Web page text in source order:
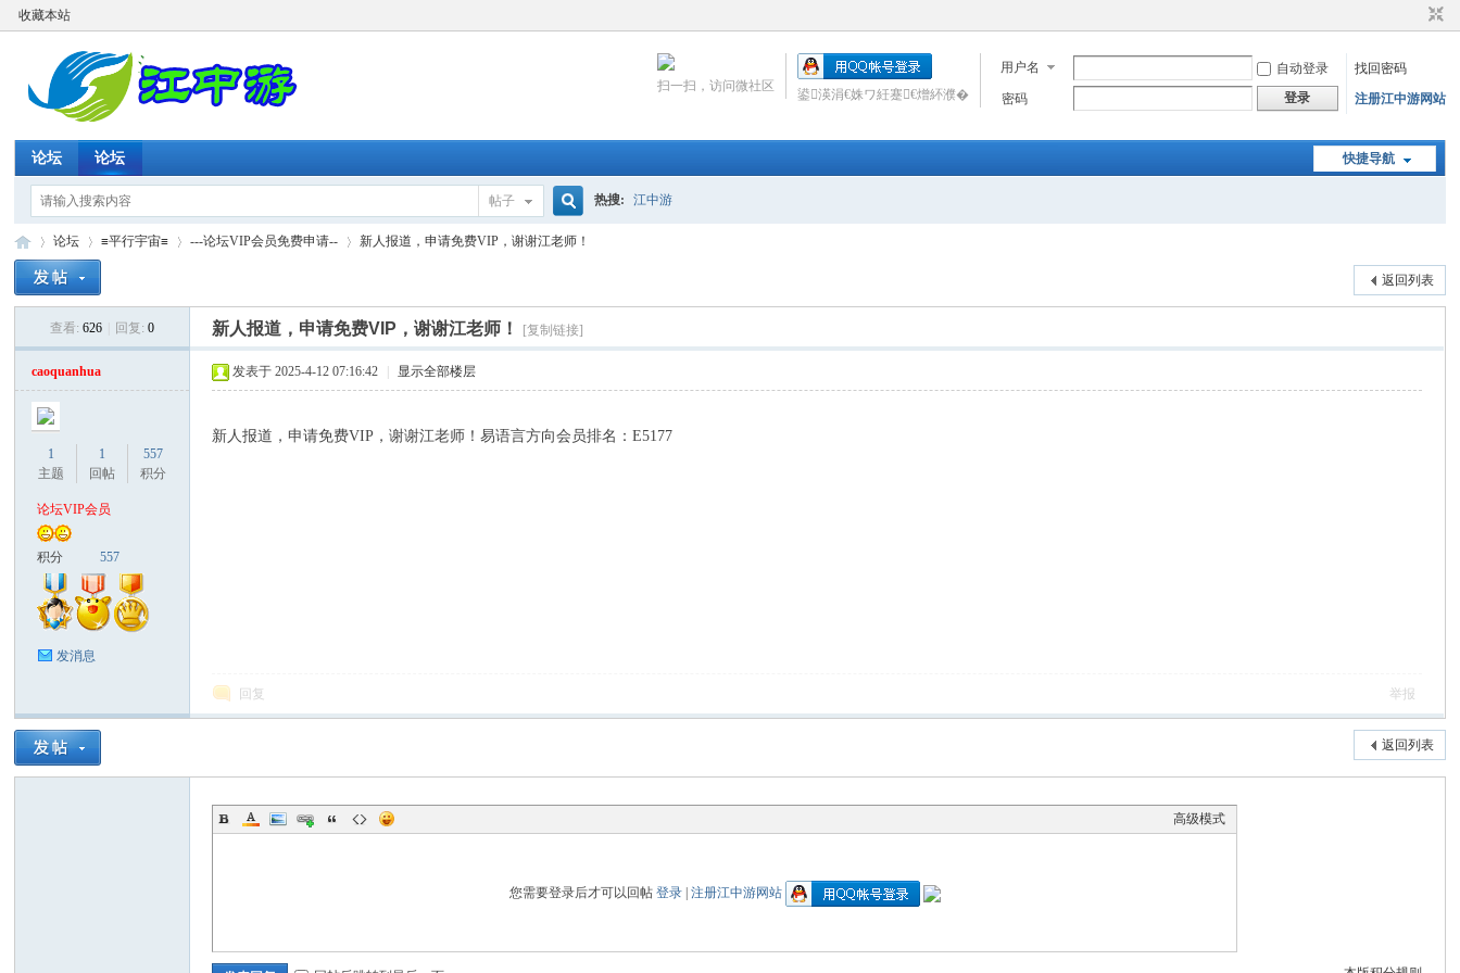
收藏本站
用户名 自动登录
找回密码
密码
登录 注册江中游网站
鍙渶涓€姝ワ紝蹇€熷紑濮�
扫一扫，访问微社区
快捷导航
论坛 论坛
帖子
搜
索
热搜: 江中游
游
论坛
›
≡平行宇宙≡ ---论坛VIP会员免费申请--
›
新人报道，申请免费VIP，谢谢江老师！
返回列表
查看: 626 回复: 0 新人报道，申请免费VIP，谢谢江老师！ [复制链接]
caoquanhua
1
主题
1
回帖
557
积分
论坛VIP会员
积分 557
发消息
发表于 2025-4-12 07:16:42 显示全部楼层
新人报道，申请免费VIP，谢谢江老师！易语言方向会员排名：E5177
回复 举报
返回列表
高级模式
您需要登录后才可以回帖 登录| 注册江中游网站